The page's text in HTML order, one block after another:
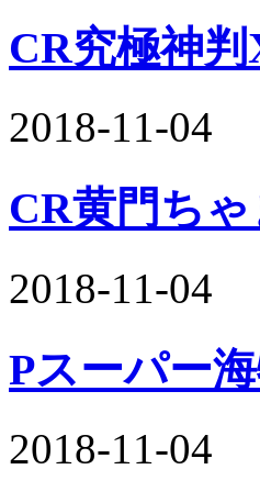
CR究極神
2018-11-
CR黄門ち
2018-11-
Pスーパー
2018-11-